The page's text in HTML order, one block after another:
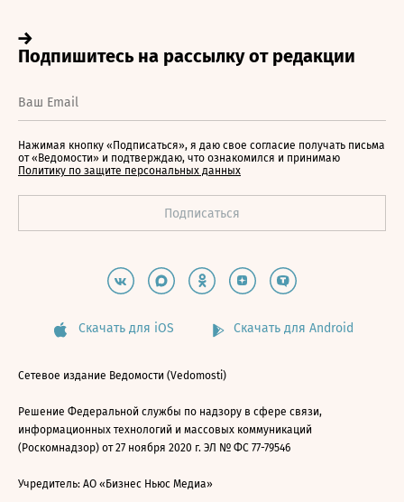
Нажимая кнопку «Подписаться», я даю свое согласие получать письма
от «Ведомости» и подтверждаю, что ознакомился и принимаю
Политику по защите персональных данных
Скачать для iOS Скачать для Android
Сетевое издание Ведомости (Vedomosti)
Решение Федеральной службы по надзору в сфере связи,
информационных технологий и массовых коммуникаций
(Роскомнадзор) от 27 ноября 2020 г. ЭЛ № ФС 77-79546
Учредитель: АО «Бизнес Ньюс Медиа»